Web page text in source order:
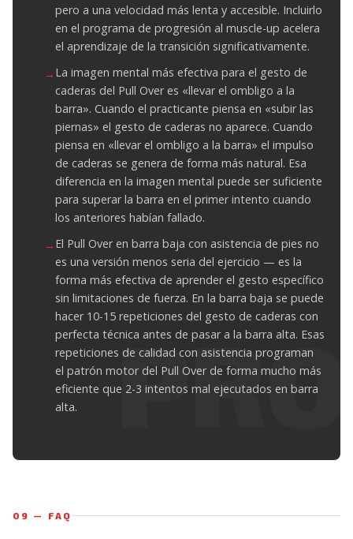
pero a una velocidad más lenta y accesible. Incluirlo
en el programa de progresión al muscle-up acelera
el aprendizaje de la transición significativamente.
La imagen mental más efectiva para el gesto de
caderas del Pull Over es «llevar el ombligo a la
barra». Cuando el practicante piensa en «subir las
piernas» el gesto de caderas no aparece. Cuando
piensa en «llevar el ombligo a la barra» el impulso
de caderas se genera de forma más natural. Esa
diferencia en la imagen mental puede ser suficiente
para superar la barra en el primer intento cuando
los anteriores habían fallado.
El Pull Over en barra baja con asistencia de pies no
es una versión menos seria del ejercicio — es la
forma más efectiva de aprender el gesto específico
sin limitaciones de fuerza. En la barra baja se puede
hacer 10-15 repeticiones del gesto de caderas con
perfecta técnica antes de pasar a la barra alta. Esas
repeticiones de calidad con asistencia programan
el patrón motor del Pull Over de forma mucho más
eficiente que 2-3 intentos mal ejecutados en barra
alta.
09 — FAQ